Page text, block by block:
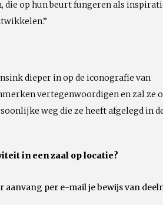
die op hun beurt fungeren als
dieper in op de iconografie van
vertegenwoordigen en zal ze
weg die ze heeft afgelegd in
in een zaal op locatie?
per e-mail je bewijs van